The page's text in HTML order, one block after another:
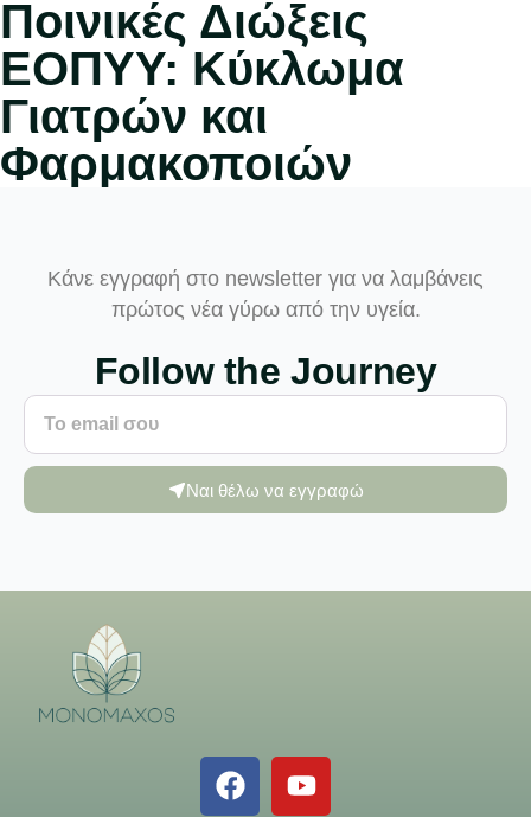
Ποινικές Διώξεις
ΕΟΠΥΥ: Κύκλωμα
Γιατρών και
Φαρμακοποιών
Κάνε εγγραφή στο newsletter για να λαμβάνεις
πρώτος νέα γύρω από την υγεία.
Follow the Journey
Ναι θέλω να εγγραφώ